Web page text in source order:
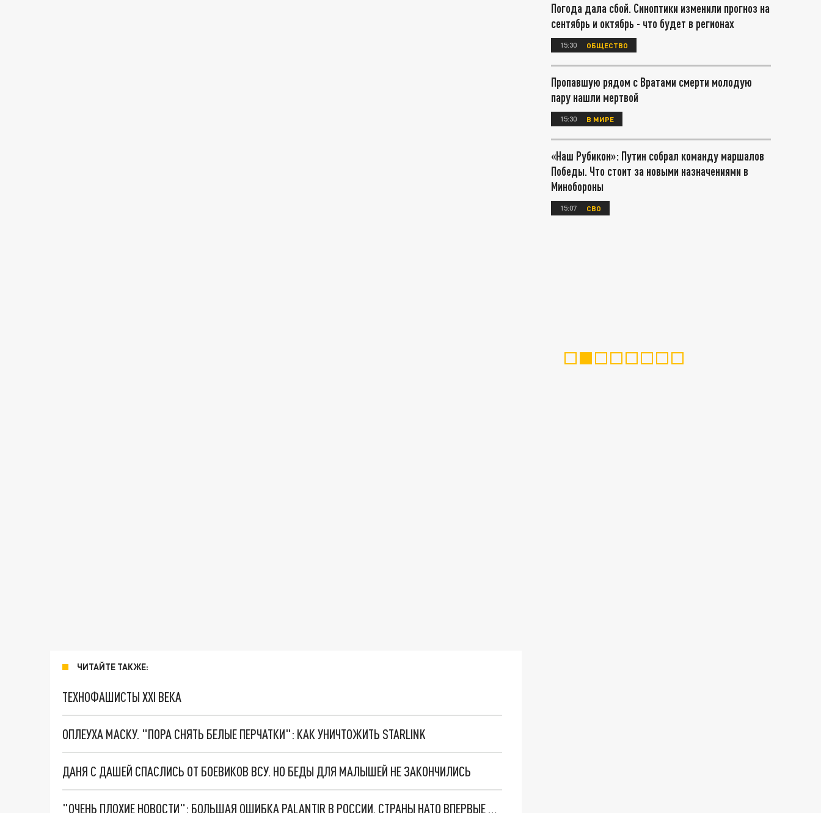
ЧИТАЙТЕ ТАКЖЕ:
ТЕХНОФАШИСТЫ XXI ВЕКА
ОПЛЕУХА МАСКУ. "ПОРА СНЯТЬ БЕЛЫЕ ПЕРЧАТКИ": КАК УНИЧТОЖИТЬ STARLINK
ДАНЯ С ДАШЕЙ СПАСЛИСЬ ОТ БОЕВИКОВ ВСУ. НО БЕДЫ ДЛЯ МАЛЫШЕЙ НЕ ЗАКОНЧИЛИСЬ
"ОЧЕНЬ ПЛОХИЕ НОВОСТИ": БОЛЬШАЯ ОШИБКА PALANTIR В РОССИИ. СТРАНЫ НАТО ВПЕРВЫЕ ЗА СВО ОСТАНОВИЛИ ПОСТАВКИ ОРУЖИЯ. ВСУ ТЕРЯЮТ ПРИГРАНИЧЬЕ?
Погода дала сбой. Синоптики изменили прогноз на
сентябрь и октябрь - что будет в регионах
15:30 ОБЩЕСТВО
Пропавшую рядом с Вратами смерти молодую
пару нашли мертвой
15:30 В МИРЕ
«Наш Рубикон»: Путин собрал команду маршалов
Победы. Что стоит за новыми назначениями в
Минобороны
15:07 СВО